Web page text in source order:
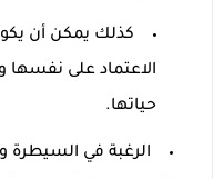
كذلك يمكن أن
الاعتماد على
حياتها.
الرغبة في السيطرة